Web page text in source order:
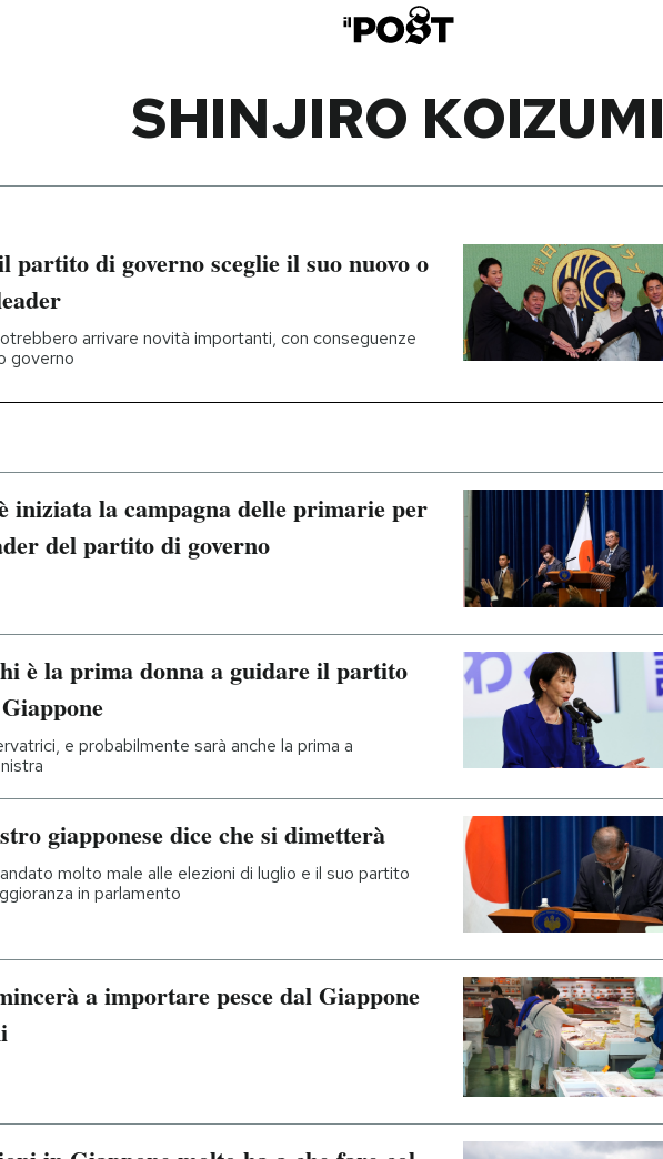
SHINJIRO KOIZUMI
partito di governo sceglie il suo nuovo o
arrivare novità importanti, con conseguenze
governo
iniziata la campagna delle primarie per
del partito di governo
è la prima donna a guidare il partito
e probabilmente sarà anche la prima a
giapponese dice che si dimetterà
molto male alle elezioni di luglio e il suo partito
in parlamento
a importare pesce dal Giappone